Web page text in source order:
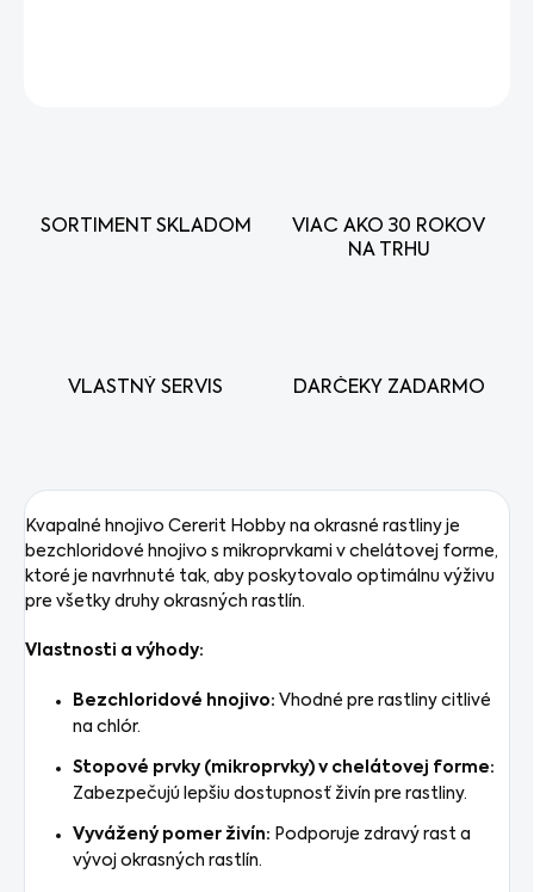
SORTIMENT SKLADOM
VIAC AKO 30 ROKOV
NA TRHU
VLASTNÝ SERVIS DARČEKY ZADARMO
Kvapalné hnojivo Cererit Hobby na okrasné rastliny je
bezchloridové hnojivo s mikroprvkami v chelátovej forme,
ktoré je navrhnuté tak, aby poskytovalo optimálnu výživu
pre všetky druhy okrasných rastlín.
Vlastnosti a výhody:
Bezchloridové hnojivo: Vhodné pre rastliny citlivé
na chlór.
Stopové prvky (mikroprvky) v chelátovej forme:
Zabezpečujú lepšiu dostupnosť živín pre rastliny.
Vyvážený pomer živín: Podporuje zdravý rast a
vývoj okrasných rastlín.